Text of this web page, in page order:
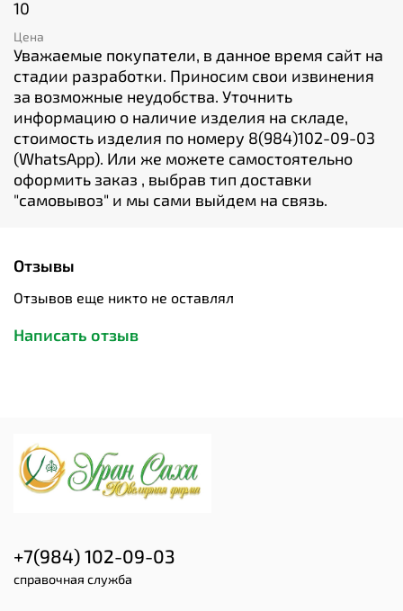
10
Цена
Уважаемые покупатели, в данное время сайт на
стадии разработки. Приносим свои извинения
за возможные неудобства. Уточнить
информацию о наличие изделия на складе,
стоимость изделия по номеру 8(984)102-09-03
(WhatsApp). Или же можете самостоятельно
оформить заказ , выбрав тип доставки
"cамовывоз" и мы сами выйдем на связь.
Отзывы
Отзывов еще никто не оставлял
Написать отзыв
+7(984) 102-09-03
справочная служба